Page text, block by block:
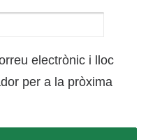
electrònic i lloc
per a la pròxima